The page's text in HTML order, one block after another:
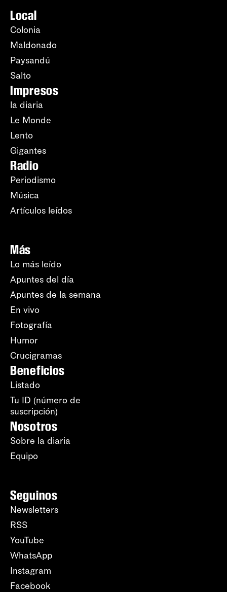
Local
Colonia
Maldonado
Paysandú
Salto
Impresos
la diaria
Le Monde
Lento
Gigantes
Radio
Periodismo
Música
Artículos leídos
Más
Lo más leído
Apuntes del día
Apuntes de la semana
En vivo
Fotografía
Humor
Crucigramas
Beneficios
Listado
Tu ID (número de
suscripción)
Nosotros
Sobre la diaria
Equipo
Seguinos
Newsletters
RSS
YouTube
WhatsApp
Instagram
Facebook